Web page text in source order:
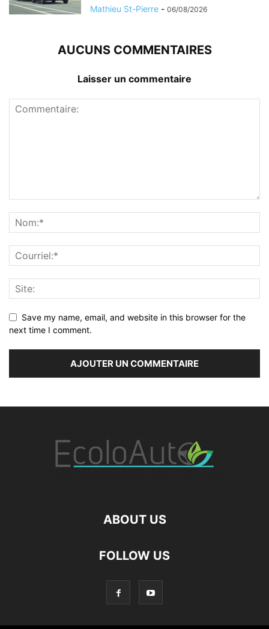
Mathieu St-Pierre - 06/08/2026
AUCUNS COMMENTAIRES
Laisser un commentaire
Save my name, email, and website in this browser for the
next time I comment.
ABOUT US
FOLLOW US